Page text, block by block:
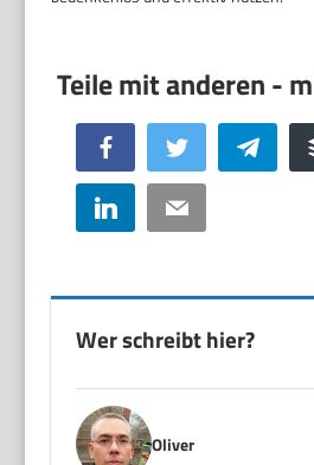
Facebook Twitter Telegram
LinkedIn Email
Wer schreibt hier?
Oliver